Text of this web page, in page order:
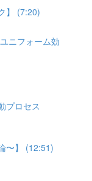
】 (7:20)
ニフォーム効
プロセス
〜】 (12:51)